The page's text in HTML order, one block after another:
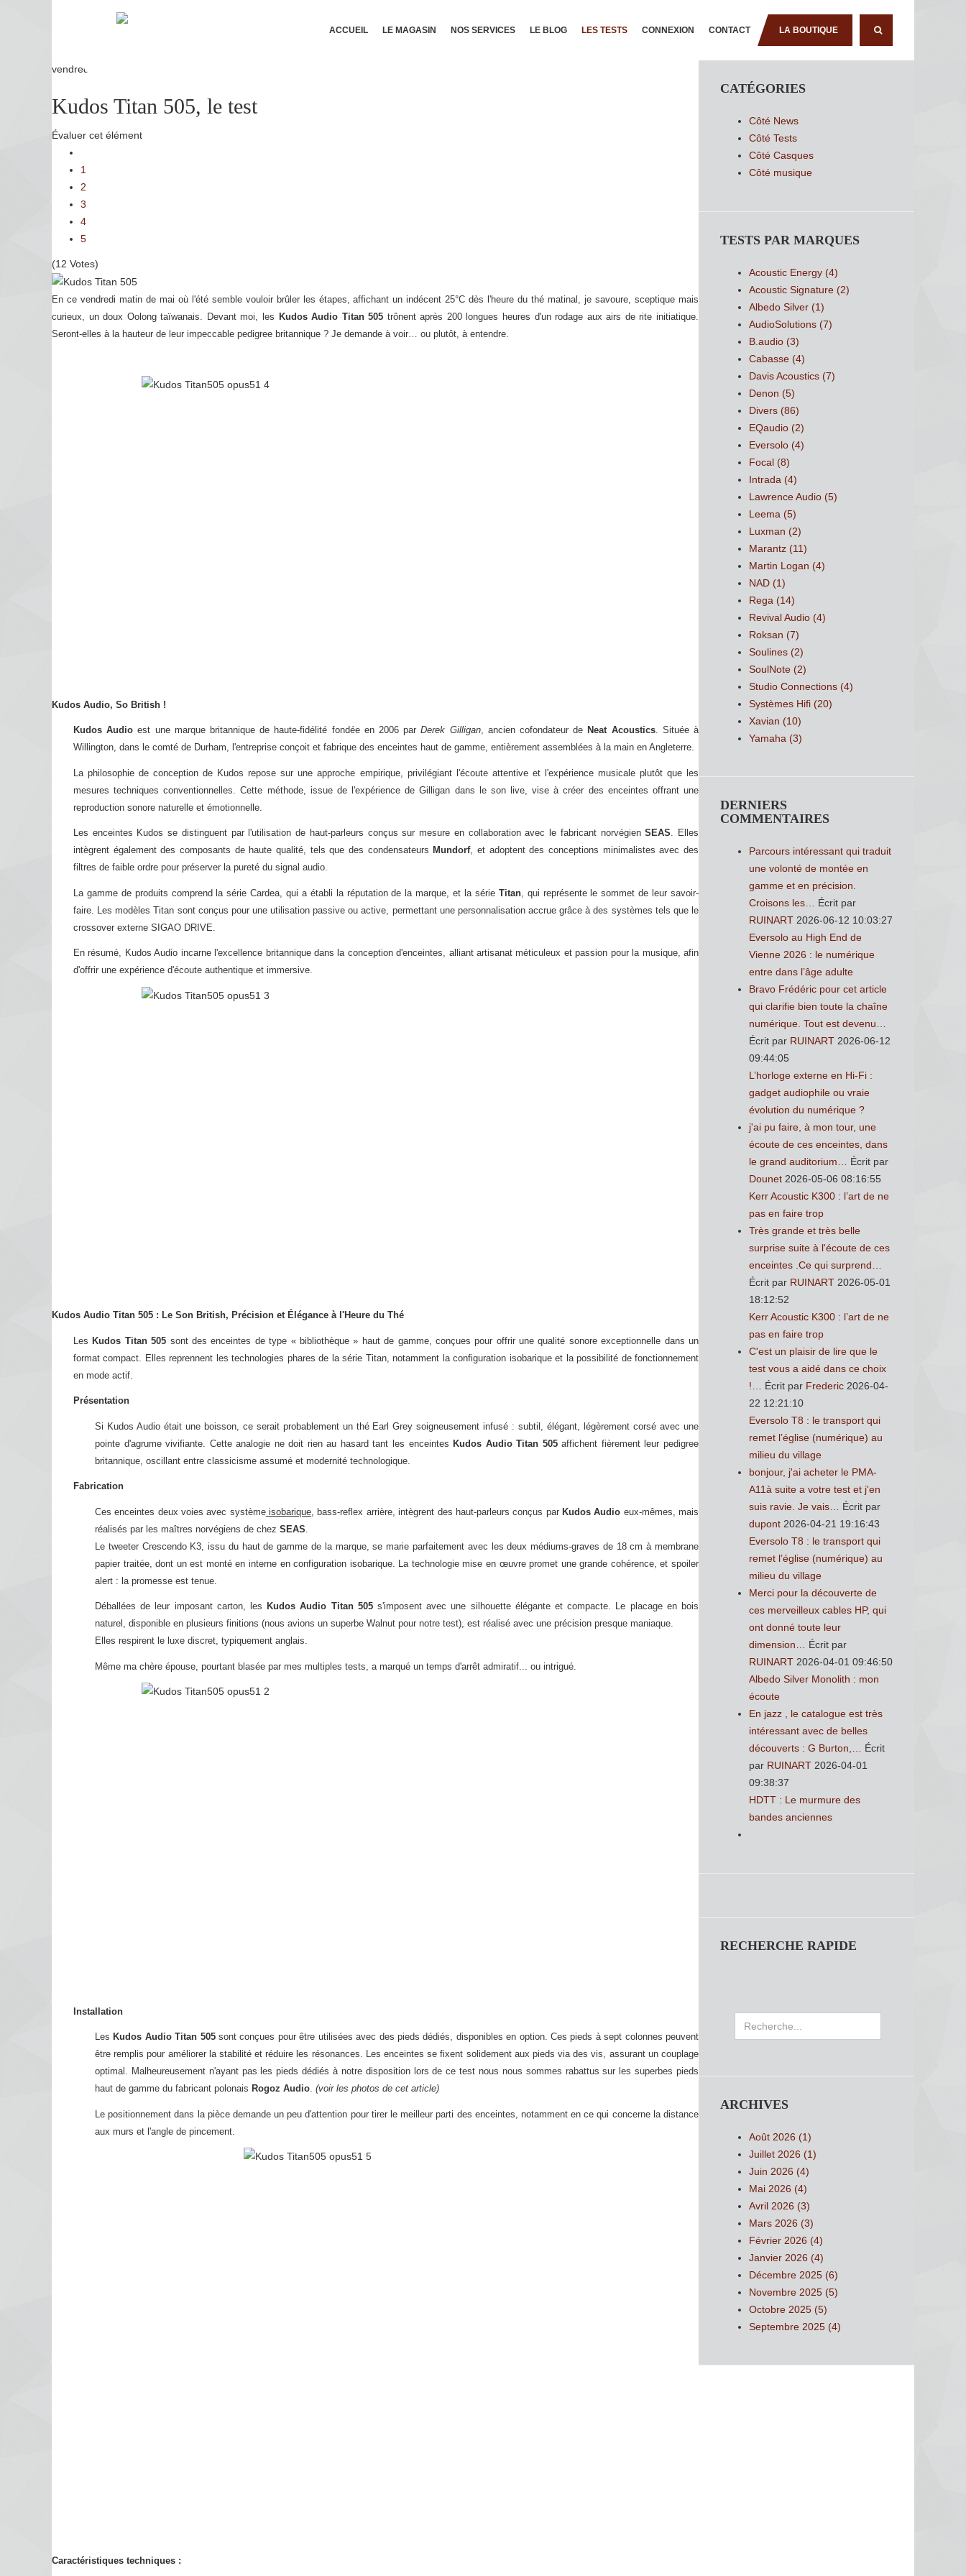
ACCUEIL LE MAGASIN NOS SERVICES LE BLOG LES TESTS CONNEXION CONTACT LA BOUTIQUE
vendredi, 02 mai 2025 11:09
Kudos Titan 505, le test
Évaluer cet élément
1
2
3
4
5
(12 Votes)
En ce vendredi matin de mai où l'été semble vouloir brûler les étapes, affichant un indécent 25°C dès l'heure du thé matinal, je savoure, sceptique mais
curieux, un doux Oolong taïwanais. Devant moi, les Kudos Audio Titan 505 trônent après 200 longues heures d'un rodage aux airs de rite initiatique.
Seront-elles à la hauteur de leur impeccable pedigree britannique ? Je demande à voir… ou plutôt, à entendre.
Kudos Audio, So British !
Kudos Audio est une marque britannique de haute-fidélité fondée en 2006 parDerek Gilligan, ancien cofondateur de Neat Acoustics. Située à
Willington, dans le comté de Durham, l'entreprise conçoit et fabrique des enceintes haut de gamme, entièrement assemblées à la main en Angleterre. ​
La philosophie de conception de Kudos repose sur une approche empirique, privilégiant l'écoute attentive et l'expérience musicale plutôt que les
mesures techniques conventionnelles. Cette méthode, issue de l'expérience de Gilligan dans le son live, vise à créer des enceintes offrant une
reproduction sonore naturelle et émotionnelle. ​
Les enceintes Kudos se distinguent par l'utilisation de haut-parleurs conçus sur mesure en collaboration avec le fabricant norvégienSEAS. Elles
intègrent également des composants de haute qualité, tels que des condensateurs Mundorf, et adoptent des conceptions minimalistes avec des
filtres de faible ordre pour préserver la pureté du signal audio. ​
La gamme de produits comprend la série Cardea, qui a établi la réputation de la marque, et la série Titan, qui représente le sommet de leur savoir-
faire. Les modèles Titan sont conçus pour une utilisation passive ou active, permettant une personnalisation accrue grâce à des systèmes tels que le
crossover externe SIGAO DRIVE. ​
En résumé, Kudos Audio incarne l'excellence britannique dans la conception d'enceintes, alliant artisanat méticuleux et passion pour la musique, afin
d'offrir une expérience d'écoute authentique et immersive.
Kudos Audio Titan 505 : Le Son British, Précision et Élégance à l'Heure du Thé
Les Kudos Titan 505 sont des enceintes de type « bibliothèque » haut de gamme, conçues pour offrir une qualité sonore exceptionnelle dans un
format compact. Elles reprennent les technologies phares de la série Titan, notamment la configuration isobarique et la possibilité de fonctionnement
en mode actif.
Présentation
Si Kudos Audio était une boisson, ce serait probablement un thé Earl Grey soigneusement infusé : subtil, élégant, légèrement corsé avec une
pointe d'agrume vivifiante. Cette analogie ne doit rien au hasard tant les enceintes Kudos Audio Titan 505affichent fièrement leur pedigree
britannique, oscillant entre classicisme assumé et modernité technologique.
Fabrication
Ces enceintes deux voies avec systèmeisobarique , bass-reflex arrière, intègrent des haut-parleurs conçus par Kudos Audio eux-mêmes, mais
réalisés par les maîtres norvégiens de chez SEAS
Le tweeter Crescendo K3, issu du haut de gamme de la marque, se marie parfaitement avec les deux médiums-graves de 18 cm à membrane
papier traitée, dont un est monté en interne en configuration isobarique. La technologie mise en œuvre promet une grande cohérence, et spoiler
alert : la promesse est tenue.
Déballées de leur imposant carton, les Kudos Audio Titan 505s'imposent avec une silhouette élégante et compacte. Le placage en bois
naturel, disponible en plusieurs finitions (nous avions un superbe Walnut pour notre test), est réalisé avec une précision presque maniaque.
Elles respirent le luxe discret, typiquement anglais.
Même ma chère épouse, pourtant blasée par mes multiples tests, a marqué un temps d'arrêt admiratif... ou intrigué.
Installation
Les Kudos Audio Titan 505sont conçues pour être utilisées avec des pieds dédiés, disponibles en option. Ces pieds à sept colonnes peuvent
être remplis pour améliorer la stabilité et réduire les résonances. Les enceintes se fixent solidement aux pieds via des vis, assurant un couplage
optimal.​ Malheureusement n'ayant pas les pieds dédiés à notre disposition lors de ce test nous nous sommes rabattus sur les superbes pieds
haut de gamme du fabricant polonais Rogoz Audio. (voir les photos de cet article)
Le positionnement dans la pièce demande un peu d'attention pour tirer le meilleur parti des enceintes, notamment en ce qui concerne la distance
aux murs et l'angle de pincement.
Caractéristiques techniques :
CATÉGORIES
Côté News
Côté Tests
Côté Casques
Côté musique
TESTS PAR MARQUES
Acoustic Energy (4)
Acoustic Signature (2)
Albedo Silver (1)
AudioSolutions (7)
B.audio (3)
Cabasse (4)
Davis Acoustics (7)
Denon (5)
Divers (86)
EQaudio (2)
Eversolo (4)
Focal (8)
Intrada (4)
Lawrence Audio (5)
Leema (5)
Luxman (2)
Marantz (11)
Martin Logan (4)
NAD (1)
Rega (14)
Revival Audio (4)
Roksan (7)
Soulines (2)
SoulNote (2)
Studio Connections (4)
Systèmes Hifi (20)
Xavian (10)
Yamaha (3)
DERNIERS
COMMENTAIRES
Parcours intéressant qui traduit
une volonté de montée en
gamme et en précision.
Croisons les…
Écrit par
RUINART 2026-06-12 10:03:27
Eversolo au High End de
Vienne 2026 : le numérique
entre dans l’âge adulte
Bravo Frédéric pour cet article
qui clarifie bien toute la chaîne
numérique. Tout est devenu…
Écrit par RUINART 2026-06-12
09:44:05
L’horloge externe en Hi-Fi :
gadget audiophile ou vraie
évolution du numérique ?
j'ai pu faire, à mon tour, une
écoute de ces enceintes, dans
le grand auditorium…
Écrit par
Dounet 2026-05-06 08:16:55
Kerr Acoustic K300 : l’art de ne
pas en faire trop
Très grande et très belle
surprise suite à l'écoute de ces
enceintes .Ce qui surprend…
Écrit par RUINART 2026-05-01
18:12:52
Kerr Acoustic K300 : l’art de ne
pas en faire trop
C'est un plaisir de lire que le
test vous a aidé dans ce choix
!…
Écrit par Frederic 2026-04-
22 12:21:10
Eversolo T8 : le transport qui
remet l’église (numérique) au
milieu du village
bonjour, j'ai acheter le PMA-
A11à suite a votre test et j'en
suis ravie. Je vais…
Écrit par
dupont 2026-04-21 19:16:43
Eversolo T8 : le transport qui
remet l’église (numérique) au
milieu du village
Merci pour la découverte de
ces merveilleux cables HP, qui
ont donné toute leur
dimension…
Écrit par
RUINART 2026-04-01 09:46:50
Albedo Silver Monolith : mon
écoute
En jazz , le catalogue est très
intéressant avec de belles
découverts : G Burton,…
Écrit
par RUINART 2026-04-01
09:38:37
HDTT : Le murmure des
bandes anciennes
RECHERCHE RAPIDE
Rechercher
ARCHIVES
Août 2026 (1)
Juillet 2026 (1)
Juin 2026 (4)
Mai 2026 (4)
Avril 2026 (3)
Mars 2026 (3)
Février 2026 (4)
Janvier 2026 (4)
Décembre 2025 (6)
Novembre 2025 (5)
Octobre 2025 (5)
Septembre 2025 (4)